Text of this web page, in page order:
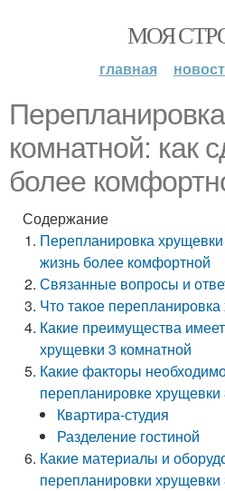
МОЯ
главная
комнатной: как
более
Содержание
Перепланировка хрущевки
жизнь более комфортной
Связанные вопросы и
Что такое
Какие преимущества
хрущевки 3 комнатной
Какие факторы
перепланировке хрущевки
Квартира-студия
Разделение гостиной
Какие материалы и
перепланировки хрущевки